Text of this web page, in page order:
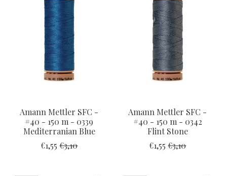
Amann Mettler SFC -
#40 - 150 m - 0339
Mediterranian Blue
€1,55 €3,10
Amann Mettler SFC -
#40 - 150 m - 0342
Flint Stone
€1,55 €3,10